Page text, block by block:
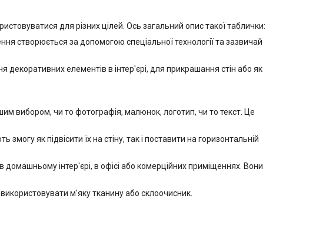
для різних цілей. Ось загальний опис такої таблички:
створюється за допомогою спеціальної технології та зазвичай
елементів в інтер'єрі, для прикрашання стін або як
вибором, чи то фотографія, малюнок, логотип, чи то текст. Це
як підвісити їх на стіну, так і поставити на горизонтальній
інтер'єрі, в офісі або комерційних приміщеннях. Вони
м'яку тканину або склоочисник.